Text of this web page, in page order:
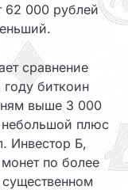
62 000 рублей
сравнение
биткоин
выше 3 000
плюс
Инвестор Б,
по более